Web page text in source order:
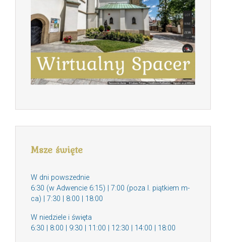
Msze święte
W dni powszednie
6:30 (w Adwencie 6:15) | 7:00 (poza I. piątkiem m-
ca) | 7:30 | 8:00 | 18:00
W niedziele i święta
6:30 | 8:00 | 9:30 | 11:00 | 12:30 | 14:00 | 18:00